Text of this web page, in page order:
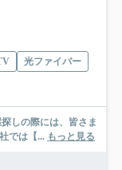
光ファイバー
では【... もっと見る